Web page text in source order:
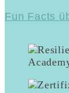
Fun Facts